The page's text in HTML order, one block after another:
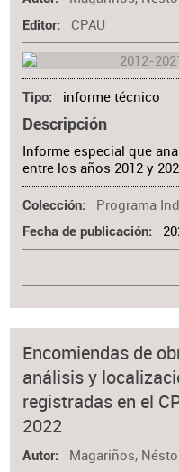
Editor CPAU
Tipo informe técnico
Descripción
Informe especial que
entre los años 2012 y
Colección Programa
Fecha de publicación
Encomiendas de
análisis y
registradas en el
2022
Autor Magariños,